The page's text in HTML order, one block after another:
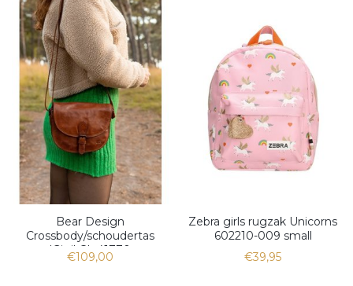
Bear Design
Crossbody/schoudertas
'Gigi' CL 41770
€109,00
Zebra girls rugzak Unicorns
602210-009 small
€39,95